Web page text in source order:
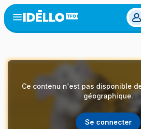
Aller
au
contenu
Open
menu
Ce contenu n'est pas disponible
géographique.
Se connecter